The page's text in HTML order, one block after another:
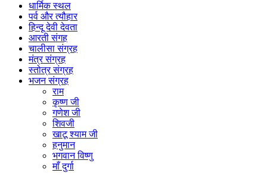
धार्मिक स्थल
पर्व और त्यौहार
हिन्दू देवी देवता
आरती संगह
चालीसा संग्रह
मंत्र संग्रह
स्तोत्र संग्रह
भजन संग्रह
राम
कृष्ण जी
गणेश जी
शिवजी
खाटू श्याम जी
हनुमान
भगवान विष्णु
माँ दुर्गा